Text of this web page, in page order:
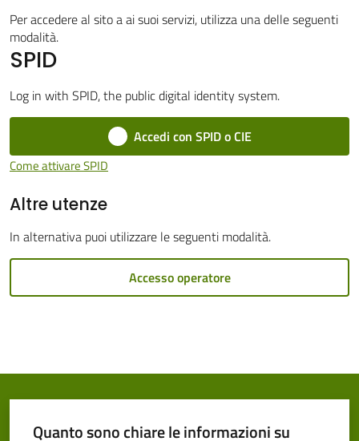
Vivere
Pieve
Cento
Amministrazione
gli
Per accedere al sito a ai suoi servizi, utilizza una delle seguenti
modalità.
SPID
Log in with SPID, the public digital identity system.
Accedi con SPID o CIE
Come attivare SPID
Altre utenze
In alternativa puoi utilizzare le seguenti modalità.
Accesso operatore
Quanto sono chiare le informazioni su